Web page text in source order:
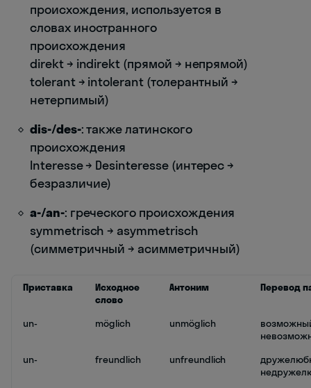
происхождения, используется в
словах иностранного
происхождения
direkt → indirekt (прямой → непрямой)
tolerant → intolerant (толерантный →
нетерпимый)
dis-/des-: также латинского
происхождения
Interesse → Desinteresse (интерес →
безразличие)
a-/an-: греческого происхождения
symmetrisch → asymmetrisch
(симметричный → асимметричный)
Приставка
Исходное
слово
Антоним Перевод
un- möglich unmöglich
un-
freundlich unfreundlich